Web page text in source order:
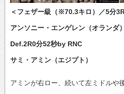
＜フェザー級（※70.3キロ）／5分
アンソニー・エンゲレン（オランダ）
Def.2R0分52秒by RNC
サミ・アミン（エジプト）
アミンが右ロー、続いて左ミドルや